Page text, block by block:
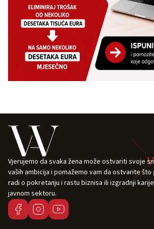
Vjerujemo da svaka žena može ostvariti svoje
vaših ambicija i pomažemo vam da ostvarite
radi o pokretanju i rastu biznisa ili izgradnji
javnom sektoru.